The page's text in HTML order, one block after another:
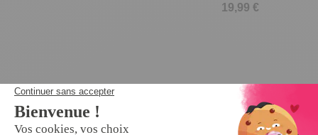
19,99 €
Derniers articles consultés